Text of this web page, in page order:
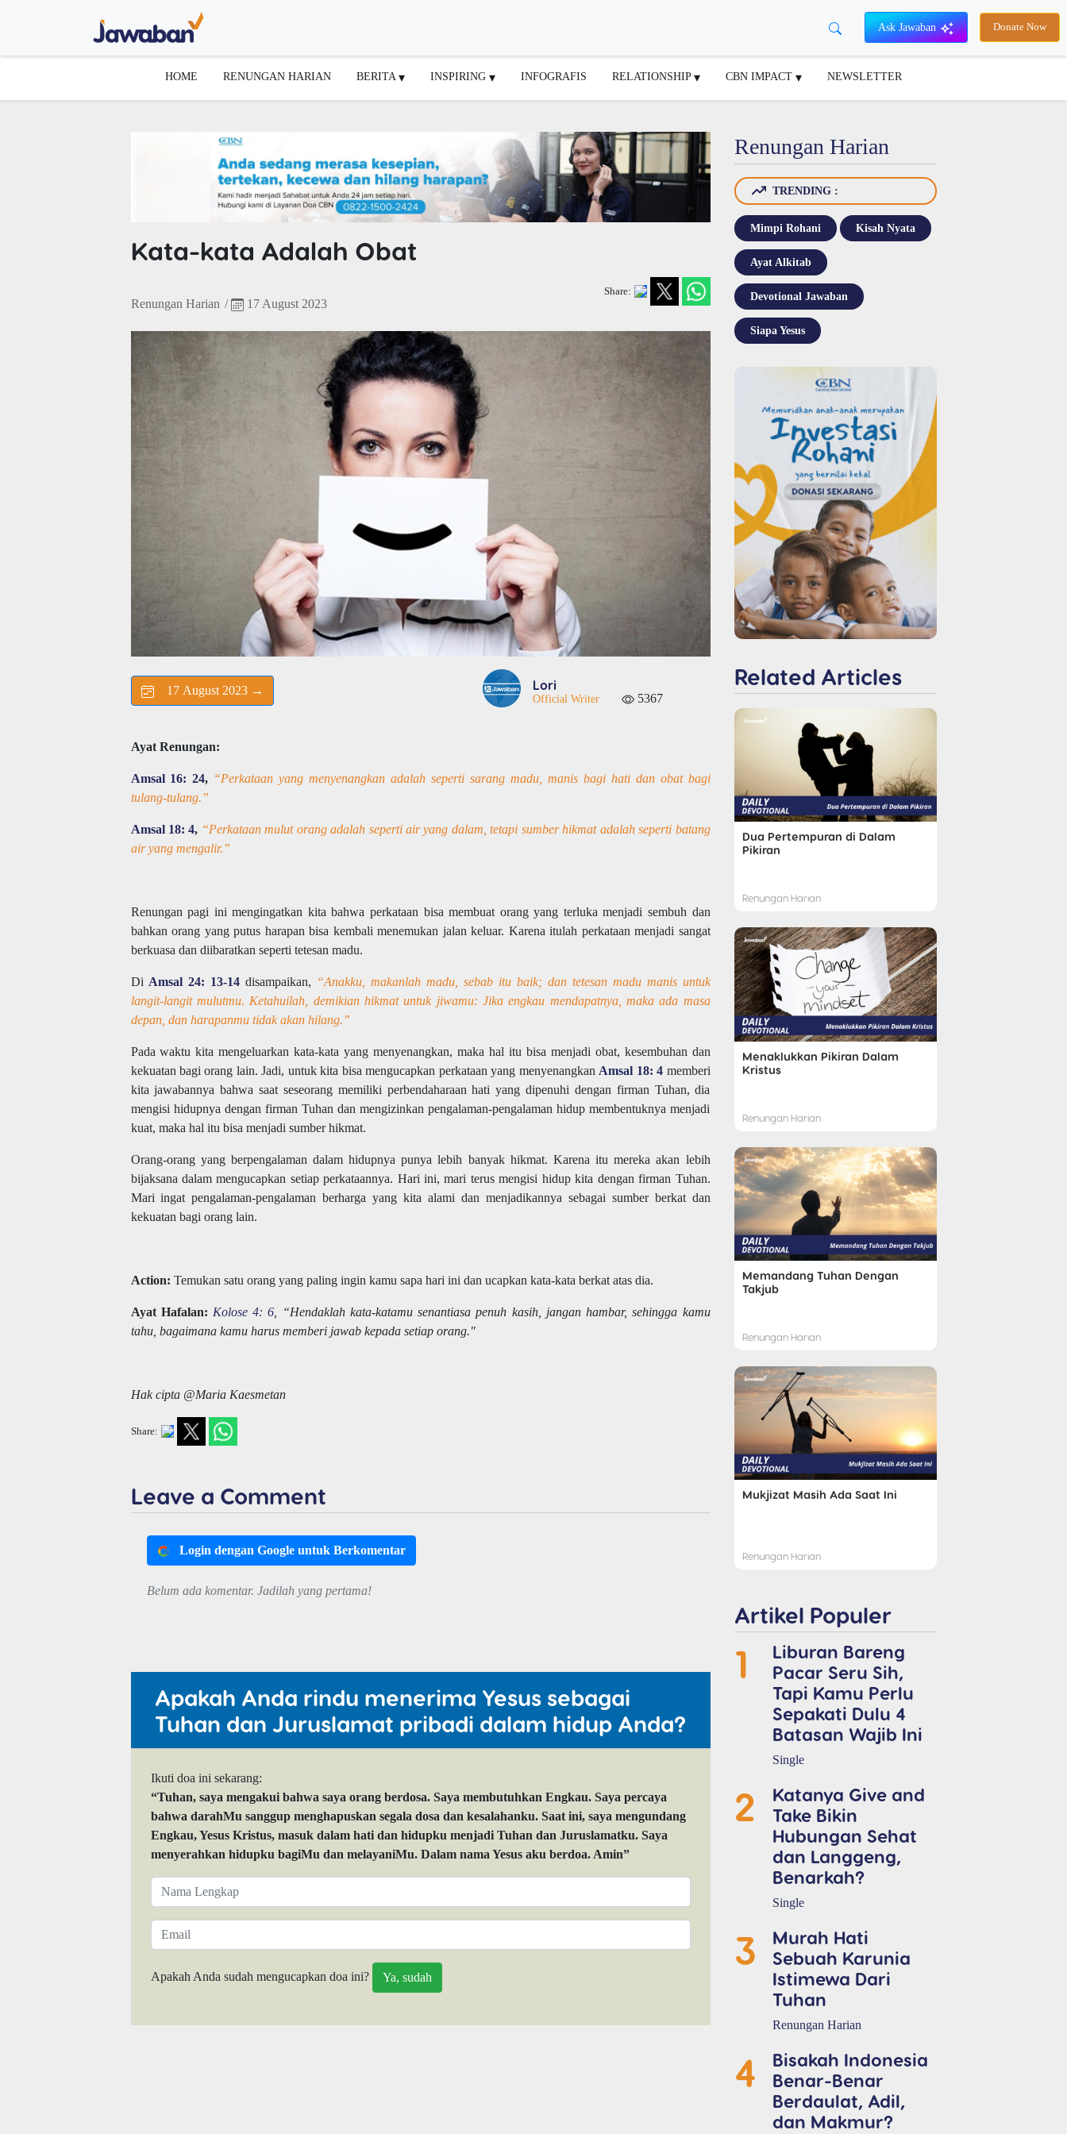
Ask Jawaban Donate Now
HOME RENUNGAN HARIAN BERITA INSPIRING INFOGRAFIS RELATIONSHIP CBN IMPACT NEWSLETTER
Kata-kata Adalah Obat
Renungan Harian / 17 August 2023
Share:
17 August 2023 → Lori
Official Writer 5367
Ayat Renungan:
Amsal 16: 24, “Perkataan yang menyenangkan adalah seperti sarang madu, manis bagi hati dan obat bagi
tulang-tulang.”
Amsal 18: 4, “Perkataan mulut orang adalah seperti air yang dalam, tetapi sumber hikmat adalah seperti batang
air yang mengalir.”
Renungan pagi ini mengingatkan kita bahwa perkataan bisa membuat orang yang terluka menjadi sembuh dan
bahkan orang yang putus harapan bisa kembali menemukan jalan keluar. Karena itulah perkataan menjadi sangat
berkuasa dan diibaratkan seperti tetesan madu.
Di Amsal 24: 13-14 disampaikan, “Anakku, makanlah madu, sebab itu baik; dan tetesan madu manis untuk
langit-langit mulutmu. Ketahuilah, demikian hikmat untuk jiwamu: Jika engkau mendapatnya, maka ada masa
depan, dan harapanmu tidak akan hilang.”
Pada waktu kita mengeluarkan kata-kata yang menyenangkan, maka hal itu bisa menjadi obat, kesembuhan dan
kekuatan bagi orang lain. Jadi, untuk kita bisa mengucapkan perkataan yang menyenangkan Amsal 18: 4 memberi
kita jawabannya bahwa saat seseorang memiliki perbendaharaan hati yang dipenuhi dengan firman Tuhan, dia
mengisi hidupnya dengan firman Tuhan dan mengizinkan pengalaman-pengalaman hidup membentuknya menjadi
kuat, maka hal itu bisa menjadi sumber hikmat.
Orang-orang yang berpengalaman dalam hidupnya punya lebih banyak hikmat. Karena itu mereka akan lebih
bijaksana dalam mengucapkan setiap perkataannya. Hari ini, mari terus mengisi hidup kita dengan firman Tuhan.
Mari ingat pengalaman-pengalaman berharga yang kita alami dan menjadikannya sebagai sumber berkat dan
kekuatan bagi orang lain.
Action: Temukan satu orang yang paling ingin kamu sapa hari ini dan ucapkan kata-kata berkat atas dia.
Ayat Hafalan: Kolose 4: 6 , “Hendaklah kata-katamu senantiasa penuh kasih, jangan hambar, sehingga kamu
tahu, bagaimana kamu harus memberi jawab kepada setiap orang."
Hak cipta @Maria Kaesmetan
Share:
Leave a Comment
Login dengan Google untuk Berkomentar
Belum ada komentar. Jadilah yang pertama!
Apakah Anda rindu menerima Yesus sebagai
Tuhan dan Juruslamat pribadi dalam hidup Anda?
Ikuti doa ini sekarang:
“Tuhan, saya mengakui bahwa saya orang berdosa. Saya membutuhkan Engkau. Saya percaya
bahwa darahMu sanggup menghapuskan segala dosa dan kesalahanku. Saat ini, saya mengundang
Engkau, Yesus Kristus, masuk dalam hati dan hidupku menjadi Tuhan dan Juruslamatku. Saya
menyerahkan hidupku bagiMu dan melayaniMu. Dalam nama Yesus aku berdoa. Amin”
Apakah Anda sudah mengucapkan doa ini?
Renungan Harian
TRENDING :
Mimpi Rohani Kisah Nyata
Ayat Alkitab
Devotional Jawaban
Siapa Yesus
Related Articles
Dua Pertempuran di Dalam
Pikiran
Renungan Harian
Menaklukkan Pikiran Dalam
Kristus
Renungan Harian
Memandang Tuhan Dengan
Takjub
Renungan Harian
Mukjizat Masih Ada Saat Ini
Renungan Harian
Artikel Populer
1
Liburan Bareng
Pacar Seru Sih,
Tapi Kamu Perlu
Sepakati Dulu 4
Batasan Wajib Ini
Single
2
Katanya Give and
Take Bikin
Hubungan Sehat
dan Langgeng,
Benarkah?
Single
3
Murah Hati
Sebuah Karunia
Istimewa Dari
Tuhan
Renungan Harian
4
Bisakah Indonesia
Benar-Benar
Berdaulat, Adil,
dan Makmur?